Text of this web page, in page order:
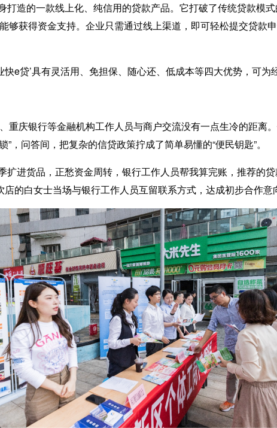
造的一款线上化、纯信用的贷款产品。它打破了传统贷款模
够获得资金支持。企业只需通过线上渠道，即可轻松提交贷款
贷’具有灵活用、免担保、随心还、低成本等四大优势，可为
庆银行等金融机构工作人员与商户交流没有一点生冷的距离
”，问答间，把复杂的信贷政策拧成了简单易懂的“便民钥匙”。
进货品，正愁资金周转，银行工作人员帮我算完账，推荐的
的白女士当场与银行工作人员互留联系方式，达成初步合作意